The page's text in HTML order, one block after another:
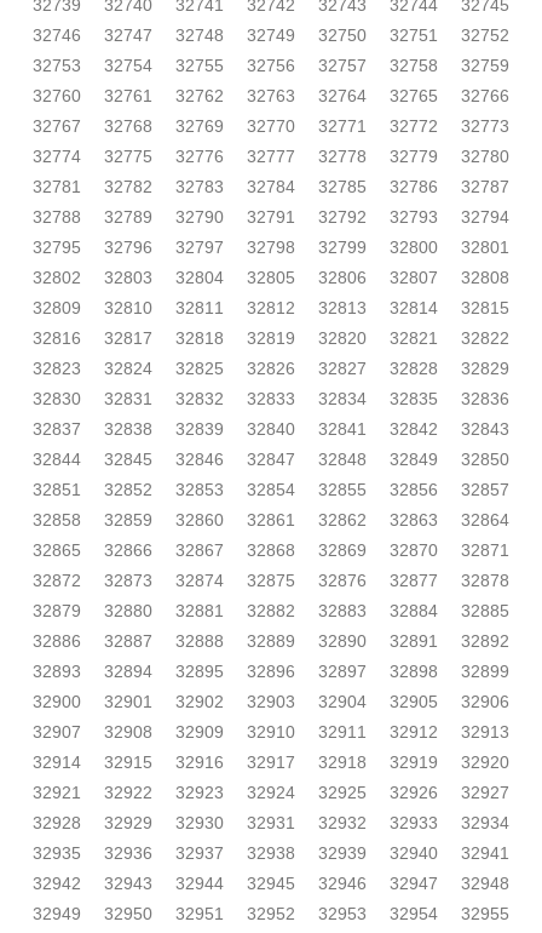
32739 32740 32741 32742 32743 32744
32745
32746
32747 32748 32749 32750 32751
32752
32753
32754 32755 32756 32757 32758
32759
32760
32761 32762 32763 32764 32765
32766
32767
32768 32769 32770 32771 32772
32773
32774
32775 32776 32777 32778 32779
32780
32781
32782 32783 32784 32785 32786
32787
32788
32789 32790 32791 32792 32793
32794
32795
32796 32797 32798 32799 32800
32801
32802
32803 32804 32805 32806 32807
32808
32809
32810 32811 32812 32813 32814
32815
32816
32817 32818 32819 32820 32821
32822
32823
32824 32825 32826 32827 32828
32829
32830
32831 32832 32833 32834 32835
32836
32837
32838 32839 32840 32841 32842
32843
32844
32845 32846 32847 32848 32849
32850
32851
32852 32853 32854 32855 32856
32857
32858
32859 32860 32861 32862 32863
32864
32865
32866 32867 32868 32869 32870
32871
32872
32873 32874 32875 32876 32877
32878
32879
32880 32881 32882 32883 32884
32885
32886
32887 32888 32889 32890 32891
32892
32893
32894 32895 32896 32897 32898
32899
32900
32901 32902 32903 32904 32905
32906
32907
32908 32909 32910 32911 32912
32913
32914
32915 32916 32917 32918 32919
32920
32921
32922 32923 32924 32925 32926
32927
32928
32929 32930 32931 32932 32933
32934
32935
32936 32937 32938 32939 32940
32941
32942
32943 32944 32945 32946 32947
32948
32949
32950 32951 32952 32953 32954
32955